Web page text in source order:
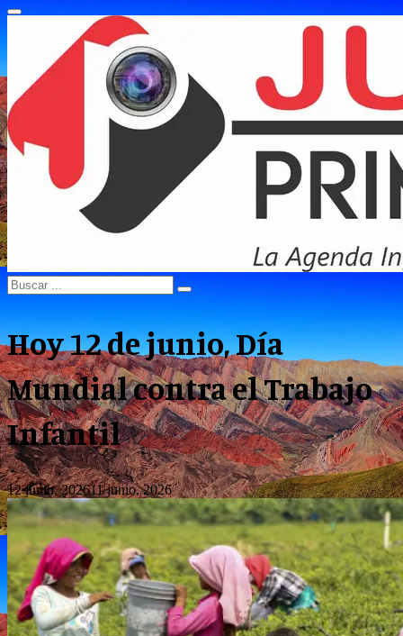
Primary
Search
for:
Search
Hoy 12 de junio, Día
Mundial contra el Trabajo
Infantil
12 junio, 202611 junio, 2026